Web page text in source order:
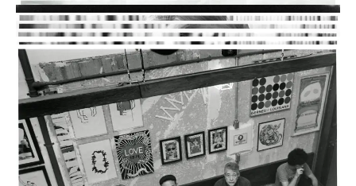
Deixe um comentário
O seu endereço de e-mail não será publicado.
Campos